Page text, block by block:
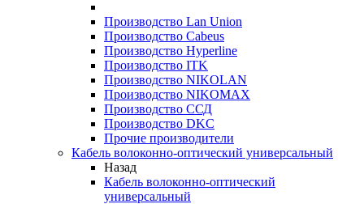
Производство Lan Union
Производство Cabeus
Производство Hyperline
Производство ITK
Производство NIKOLAN
Производство NIKOMAX
Производство ССД
Производство DKC
Прочие производители
Кабель волоконно-оптический универсальный
Назад
Кабель волоконно-оптический
универсальный